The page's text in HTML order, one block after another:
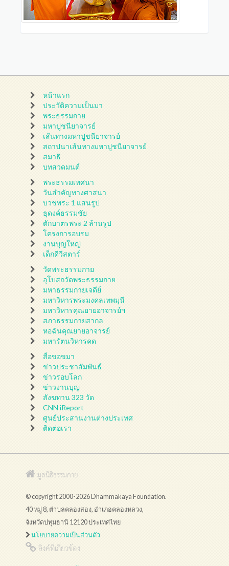
หน้าแรก
ประวัติความเป็นมา
พระธรรมกาย
มหาปูชนียาจารย์
เส้นทางมหาปูชนียาจารย์
สถาปนาเส้นทางมหาปูชนียาจารย์
สมาธิ
บทสวดมนต์
พระธรรมเทศนา
วันสำคัญทางศาสนา
บวชพระ 1 แสนรูป
ธุดงค์ธรรมชัย
ตักบาตรพระ 2 ล้านรูป
โครงการอบรม
งานบุญใหญ่
เด็กดีวีสตาร์
วัดพระธรรมกาย
อุโบสถวัดพระธรรมกาย
มหาธรรมกายเจดีย์
มหาวิหารพระมงคลเทพมุนี
มหาวิหารคุณยายอาจารย์ฯ
สภาธรรมกายสากล
หอฉันคุณยายอาจารย์
มหารัตนวิหารคด
สื่อขอขมา
ข่าวประชาสัมพันธ์
ข่าวรอบโลก
ข่าวงานบุญ
สังฆทาน 323 วัด
CNN iReport
ศูนย์ประสานงานต่างประเทศ
ติดต่อเรา
มูลนิธิธรรมกาย
© copyright 2000-2026 Dhammakaya Foundation.
40 หมู่ 8, ตำบลคลองสอง, อำเภอคลองหลวง,
จังหวัดปทุมธานี 12120 ประเทศไทย
นโยบายความเป็นส่วนตัว
ลิงค์ที่เกี่ยวข้อง